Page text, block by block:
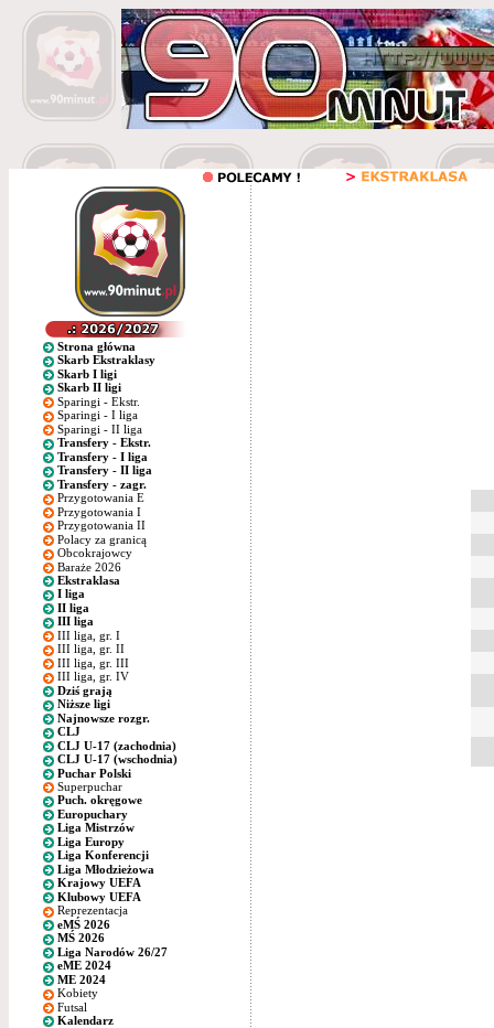
Strona główna
Skarb Ekstraklasy
Skarb I ligi
Skarb II ligi
Sparingi - Ekstr.
Sparingi - I liga
Sparingi - II liga
Transfery - Ekstr.
Transfery - I liga
Transfery - II liga
Transfery - zagr.
Przygotowania E
Przygotowania I
Przygotowania II
Polacy za granicą
Obcokrajowcy
Baraże 2026
Ekstraklasa
I liga
II liga
III liga
III liga, gr. I
III liga, gr. II
III liga, gr. III
III liga, gr. IV
Dziś grają
Niższe ligi
Najnowsze rozgr.
CLJ
CLJ U-17 (zachodnia)
CLJ U-17 (wschodnia)
Puchar Polski
Superpuchar
Puch. okręgowe
Europuchary
Liga Mistrzów
Liga Europy
Liga Konferencji
Liga Młodzieżowa
Krajowy UEFA
Klubowy UEFA
Reprezentacja
eMŚ 2026
MŚ 2026
Liga Narodów 26/27
eME 2024
ME 2024
Kobiety
Futsal
Kalendarz